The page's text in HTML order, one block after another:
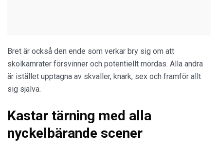
Bret är också den ende som verkar bry sig om att
skolkamrater försvinner och potentiellt mördas. Alla andra
är istället upptagna av skvaller, knark, sex och framför allt
sig själva.
Kastar tärning med alla
nyckelbärande scener